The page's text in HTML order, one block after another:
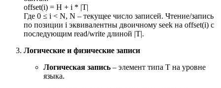
offset(i) = H + i * |T|
Где 0 ≤ i < N, N – текущее число записей. Чтение/запись
по позиции i эквивалентны двоичному seek на offset(i) с
последующим read/write длиной |T|.
Логические и физические записи
Логическая запись – элемент типа T на уровне
языка.